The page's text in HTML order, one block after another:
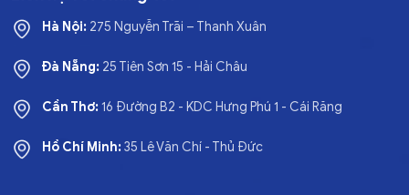
Hà Nội: 275 Nguyễn Trãi – Thanh Xuân
Đà Nẵng: 25 Tiên Sơn 15 - Hải Châu
Cần Thơ:16 Đường B2 - KDC Hưng Phú 1 - Cái Răng
Hồ Chí Minh:35 Lê Văn Chí - Thủ Đức